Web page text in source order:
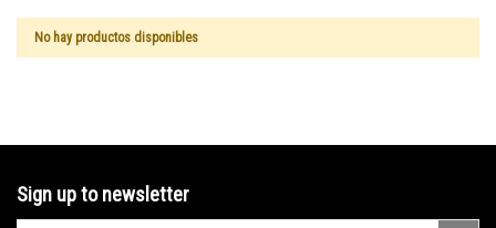
No hay productos disponibles
Sign up to newsletter